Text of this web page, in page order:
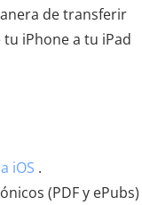
de transferir
iPhone a tu iPad
iOS .
(PDF y ePubs)